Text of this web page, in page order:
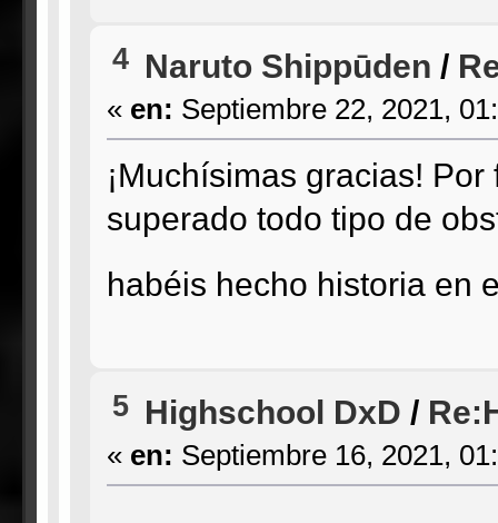
4 Naruto Shippūden /
« en: Septiembre 22, 2021,
¡Muchísimas gracias!
superado todo tipo de
habéis hecho historia en
5 Highschool DxD /
« en: Septiembre 16, 2021,